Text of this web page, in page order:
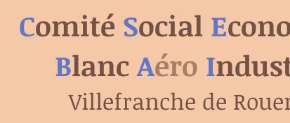
Comité Social E
Blanc Aéro I
Villefranche de